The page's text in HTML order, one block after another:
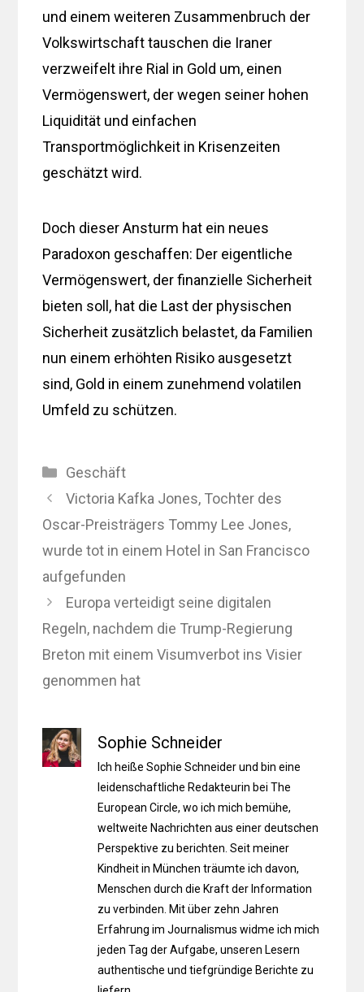
und einem weiteren Zusammenbruch der
Volkswirtschaft tauschen die Iraner
verzweifelt ihre Rial in Gold um, einen
Vermögenswert, der wegen seiner hohen
Liquidität und einfachen
Transportmöglichkeit in Krisenzeiten
geschätzt wird.
Doch dieser Ansturm hat ein neues
Paradoxon geschaffen: Der eigentliche
Vermögenswert, der finanzielle Sicherheit
bieten soll, hat die Last der physischen
Sicherheit zusätzlich belastet, da Familien
nun einem erhöhten Risiko ausgesetzt
sind, Gold in einem zunehmend volatilen
Umfeld zu schützen.
Kategorien
Geschäft
Victoria Kafka Jones, Tochter des
Oscar-Preisträgers Tommy Lee Jones,
wurde tot in einem Hotel in San Francisco
aufgefunden
Europa verteidigt seine digitalen
Regeln, nachdem die Trump-Regierung
Breton mit einem Visumverbot ins Visier
genommen hat
Sophie Schneider
Ich heiße Sophie Schneider und bin eine
leidenschaftliche Redakteurin bei The
European Circle, wo ich mich bemühe,
weltweite Nachrichten aus einer deutschen
Perspektive zu berichten. Seit meiner
Kindheit in München träumte ich davon,
Menschen durch die Kraft der Information
zu verbinden. Mit über zehn Jahren
Erfahrung im Journalismus widme ich mich
jeden Tag der Aufgabe, unseren Lesern
authentische und tiefgründige Berichte zu